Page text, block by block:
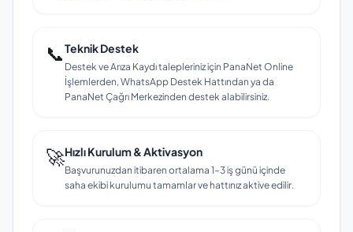
📞Teknik Destek
Destek ve Arıza Kaydı talepleriniz için PanaNet Online
İşlemlerden, WhatsApp Destek Hattından ya da
PanaNet Çağrı Merkezinden destek alabilirsiniz.
🚀Hızlı Kurulum & Aktivasyon
Başvurunuzdan itibaren ortalama 1–3 iş günü içinde
saha ekibi kurulumu tamamlar ve hattınız aktive edilir.